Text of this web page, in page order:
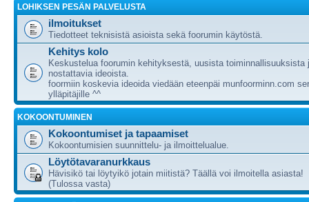
LOHIKSEN PESÄN PALVELUSTA
ilmoitukset
Tiedotteet teknisistä asioista sekä foorumin käytöstä.
Kehitys kolo
Keskustelua foorumin kehityksestä, uusista toiminnallisuuksista
nostattavia ideoista.
foormiin koskevia ideoida viedään eteenpäi munfoorminn.com
ylläpitäjille ^^
KOKOONTUMINEN
Kokoontumiset ja tapaamiset
Kokoontumisien suunnittelu- ja ilmoittelualue.
Löytötavaranurkkaus
Hävisikö tai löytyikö jotain miitistä? Täällä voi ilmoitella asiasta!
(Tulossa vasta)